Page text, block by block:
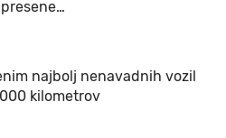
najbolj nenavadnih vozil
kilometrov